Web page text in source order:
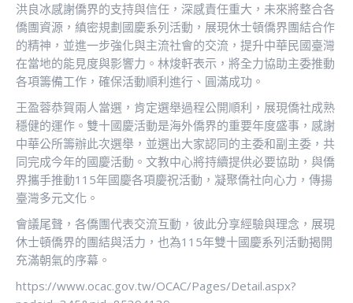
洪良冰感謝僑界的支持與信任，深感責任重大，未來將整合各
僑團資源，縝密規劃國慶系列活動，展現休士頓僑界團結合作
的精神，並進一步強化與主流社會的交流，提升中華民國臺灣
在當地的能見度與影響力。林焌軒表示，將全力協助主委推動
各項籌備工作，確保活動順利進行、圓滿成功。
王盈蓉恭賀兩人當選，肯定選舉過程公開順利，展現僑社成熟
穩健的運作。雙十國慶活動是海外僑界的重要年度盛事，感謝
中華公所籌辦此次選舉，並選出大家認同的主委和副主委，共
同完成今年的國慶活動。文教中心將持續提供必要協助，與僑
界攜手推動115年國慶各項慶祝活動，凝聚僑社向心力，傳揚
臺灣多元文化。
會議尾聲，各僑團代表交流互動，彼此分享經驗與理念，展現
休士頓僑界的團結與活力，也為115年雙十國慶系列活動揭開
充滿朝氣的序幕。
https://www.ocac.gov.tw/OCAC/Pages/Detail.aspx?